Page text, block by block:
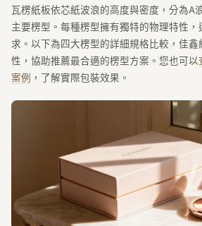
瓦楞紙板依芯紙波浪的高度與密度，分為A
主要楞型。每種楞型擁有獨特的物理特性，
求。以下為四大楞型的詳細規格比較，佳
性，協助推薦最合適的楞型方案。您也可以
案例 ，了解實際包裝效果。